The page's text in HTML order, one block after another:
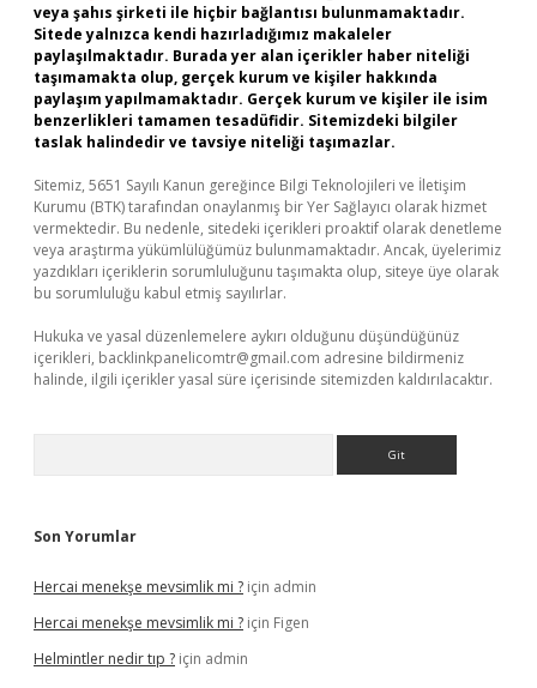
veya şahıs şirketi ile hiçbir bağlantısı bulunmamaktadır.
Sitede yalnızca kendi hazırladığımız makaleler
paylaşılmaktadır. Burada yer alan içerikler haber niteliği
taşımamakta olup, gerçek kurum ve kişiler hakkında
paylaşım yapılmamaktadır. Gerçek kurum ve kişiler ile isim
benzerlikleri tamamen tesadüfidir. Sitemizdeki bilgiler
taslak halindedir ve tavsiye niteliği taşımazlar.
Sitemiz, 5651 Sayılı Kanun gereğince Bilgi Teknolojileri ve İletişim
Kurumu (BTK) tarafından onaylanmış bir Yer Sağlayıcı olarak hizmet
vermektedir. Bu nedenle, sitedeki içerikleri proaktif olarak denetleme
veya araştırma yükümlülüğümüz bulunmamaktadır. Ancak, üyelerimiz
yazdıkları içeriklerin sorumluluğunu taşımakta olup, siteye üye olarak
bu sorumluluğu kabul etmiş sayılırlar.
Hukuka ve yasal düzenlemelere aykırı olduğunu düşündüğünüz
içerikleri, backlinkpanelicomtr@gmail.com adresine bildirmeniz
halinde, ilgili içerikler yasal süre içerisinde sitemizden kaldırılacaktır.
Son Yorumlar
Hercai menekşe mevsimlik mi ? için admin
Hercai menekşe mevsimlik mi ? için Figen
Helmintler nedir tıp ? için admin